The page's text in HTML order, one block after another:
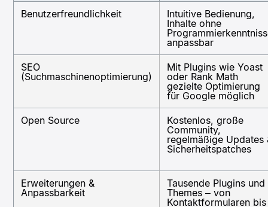
Benutzerfreundlichkeit
Intuitive Bedienung,
Inhalte ohne
anpassbar
SEO
(Suchmaschinenoptimierung)
Mit Plugins wie Yoast
oder Rank Math
gezielte Optimierung
für Google möglich
Open Source
Kostenlos, große
Community,
regelmäßige Updates
Sicherheitspatches
Erweiterungen &
Anpassbarkeit
Tausende Plugins und
Themes – von
Kontaktformularen bis